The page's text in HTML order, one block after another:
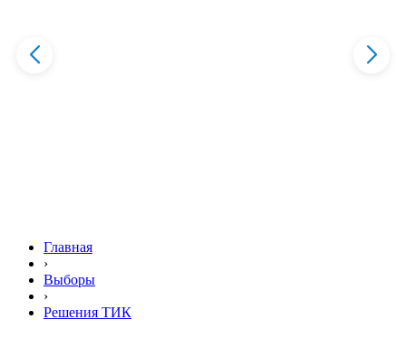
Главная
›
Выборы
›
Решения ТИК